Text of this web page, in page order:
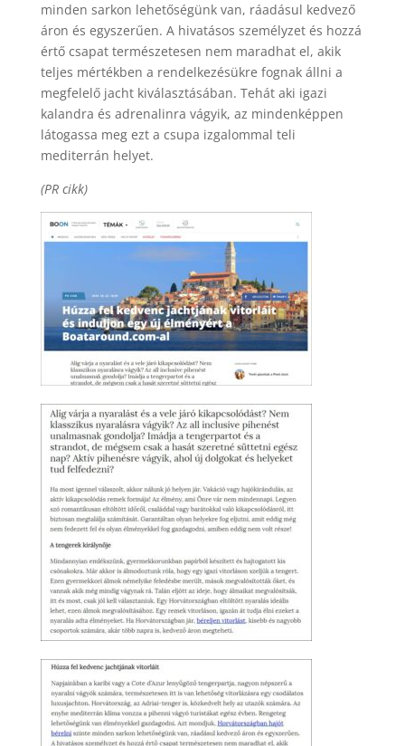
minden sarkon lehetőségünk van, ráadásul kedvező
áron és egyszerűen. A hivatásos személyzet és hozzá
értő csapat természetesen nem maradhat el, akik
teljes mértékben a rendelkezésükre fognak állni a
megfelelő jacht kiválasztásában. Tehát aki igazi
kalandra és adrenalinra vágyik, az mindenképpen
látogassa meg ezt a csupa izgalommal teli
mediterrán helyet.
(PR cikk)